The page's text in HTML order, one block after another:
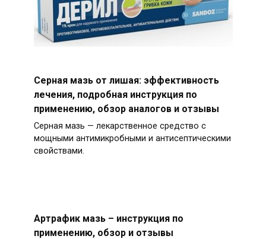
Серная мазь от лишая: эффективность
лечения, подробная инструкция по
применению, обзор аналогов и отзывы
Серная мазь — лекарственное средство с
мощными антимикробными и антисептическими
свойствами.
Артрафик мазь – инструкция по
применению, обзор и отзывы